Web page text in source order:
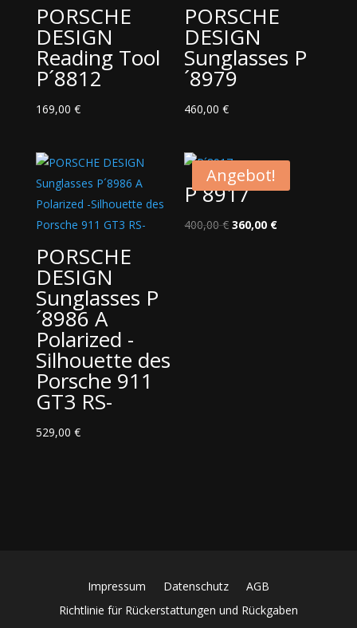
PORSCHE
DESIGN
Reading Tool
P´8812
169,00 €
PORSCHE
DESIGN
Sunglasses P
´8979
460,00€
PORSCHE
DESIGN
Sunglasses P
´8986 A
Polarized -
Silhouette des
Porsche 911
GT3 RS-
529,00 €
Angebot!
P´8917
400,00€ Ursprünglicher
360,00 €Aktueller
Impressum Datenschutz
AGB
Richtlinie für Rückerstattungen und Rückgaben